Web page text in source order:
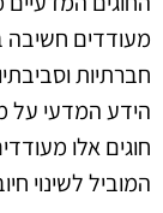
מעודדים חשיבה
חברתיות
הידע המדעי על
חוגים אלו
המוביל לשינוי